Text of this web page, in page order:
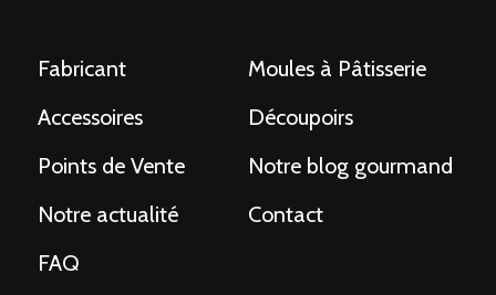
Fabricant
Moules à Pâtisserie
Accessoires
Découpoirs
Points de Vente
Notre blog gourmand
Notre actualité
Contact
FAQ